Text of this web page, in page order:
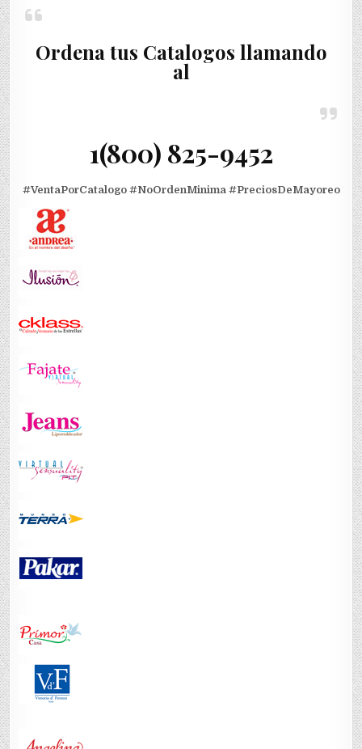
Ordena tus Catalogos llamando
al
1(800) 825-9452
#VentaPorCatalogo#NoOrdenMinima #PreciosDeMayoreo